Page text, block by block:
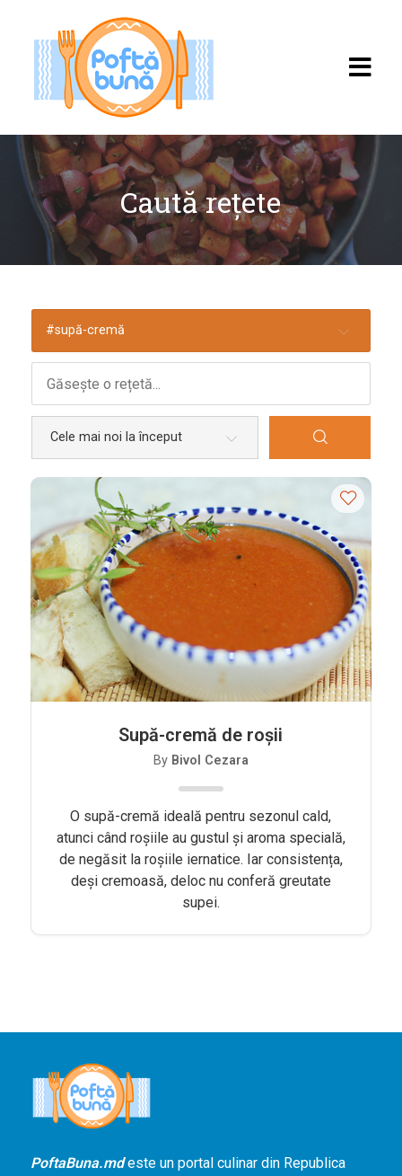
Acasă
Toate rețetele
Categorii
Bucătării
Românească
Europeană
Italiană
Nord-Americană
Mexicană
Chineză
Adaugă rețetă
Revistă
Agenda și
Evenimente
Concursuri
PoftaBuna.md
Caută rețete
#supă-cremă
Supă-cremă de roșii
By Bivol Cezara
O supă-cremă ideală pentru sezonul cald,
atunci când roșiile au gustul și aroma specială,
de negăsit la roșiile iernatice. Iar consistența,
deși cremoasă, deloc nu conferă greutate
supei.
PoftaBuna.mdeste un portal culinar din Republica